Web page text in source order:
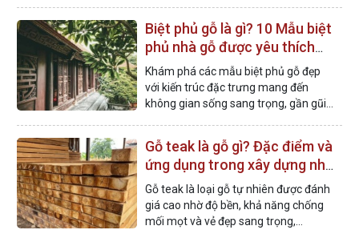
Biệt phủ gỗ là gì? 10 Mẫu biệt
phủ nhà gỗ được yêu thích
nhất
Khám phá các mẫu biệt phủ gỗ đẹp
với kiến trúc đặc trưng mang đến
không gian sống sang trọng, gần gũi
Gỗ teak là gỗ gì? Đặc điểm và
ứng dụng trong xây dựng nhà
gỗ
Gỗ teak là loại gỗ tự nhiên được đánh
giá cao nhờ độ bền, khả năng chống
mối mọt và vẻ đẹp sang trọng,